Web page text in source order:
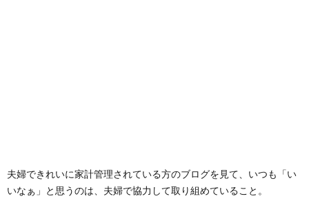
夫婦できれいに家計管理されている方のブログを見て、いつも「い
いなぁ」と思うのは、夫婦で協力して取り組めていること。